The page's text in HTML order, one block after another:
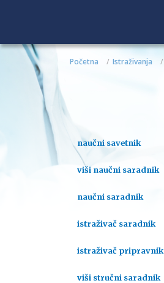
Početna Istraživanja
naučni savetnik
viši naučni saradnik
naučni saradnik
istraživač saradnik
istraživač pripravnik
viši stručni saradnik